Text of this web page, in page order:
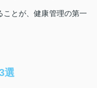
ことが、健康管理の第一
選